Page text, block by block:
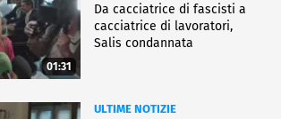
01:31
Da cacciatrice di fascisti a
cacciatrice di lavoratori,
Salis condannata
ULTIME NOTIZIE